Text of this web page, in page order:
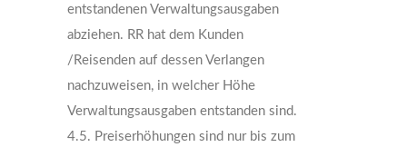
entstandenen Verwaltungsausgaben
abziehen. RR hat dem Kunden
/Reisenden auf dessen Verlangen
nachzuweisen, in welcher Höhe
Verwaltungsausgaben entstanden sind.
4.5. Preiserhöhungen sind nur bis zum